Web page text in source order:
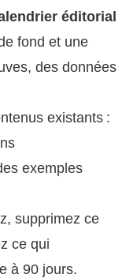
éditorial
fond et une
des données
existants :
exemples
supprimez ce
ce qui
à 90 jours.